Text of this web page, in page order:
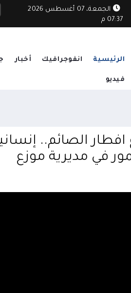
الجمعة، 07 أغسطس 2026
07:37 م
الرئيسية انفوجرافيك أخبار
فيديو
الصائم..
في مديرية موزع